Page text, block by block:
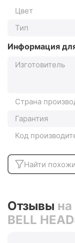
Цвет
Тип
Информация
Изготовитель
Страна
Гарантия
Код
Найти
Отзывы
BELL